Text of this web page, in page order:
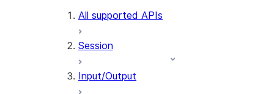
All supported APIs
Session
Input/Output